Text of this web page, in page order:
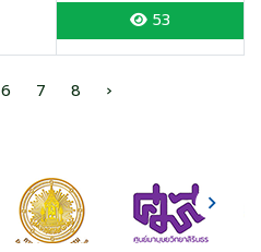
53
6 7 8 ›